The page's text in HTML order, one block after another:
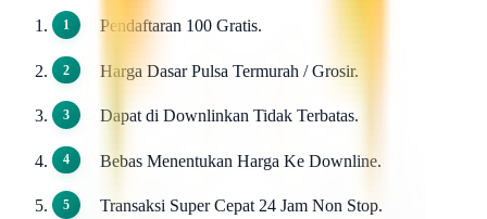
Pendaftaran 100 Gratis.
Harga Dasar Pulsa Termurah / Grosir.
Dapat di Downlinkan Tidak Terbatas.
Bebas Menentukan Harga Ke Downline.
Transaksi Super Cepat 24 Jam Non Stop.